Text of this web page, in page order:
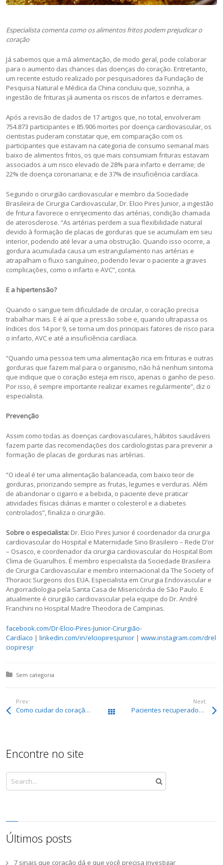
Especialista comenta como os alimentos fritos podem prejudicar o
coração
Já sabemos que a má alimentação, de modo geral, pode colaborar
para o aumento das chances das doenças do coração. Entretanto,
um recente estudo realizado por pesquisadores da Fundação de
Pesquisa Natural e Médica da China concluiu que, sozinha, a
ingestão de frituras já aumenta os riscos de infartos e derrames.
Após a revisão de dados de 17 artigos que, no total, envolveram
754.873 participantes e 85.906 mortes por doença cardiovascular, os
cientistas puderam constatar que, em comparação com os
participantes que estavam na categoria de consumo semanal mais
baixo de alimentos fritos, os que mais consumiam frituras estavam
associados a um risco elevado de 28% para infarto e derrame; de
22% de doença coronariana; e de 37% de insuficiência cardíaca.
Segundo o cirurgião cardiovascular e membro da Sociedade
Brasileira de Cirurgia Cardiovascular, Dr. Elcio Pires Junior, a ingestão
de fritura favorece o enrijecimento das artérias, condição chamada
de aterosclerose. “As artérias perdem a sua flexibilidade natural
devido à formação de placas de gorduras que se acumulam em seu
interior, podendo até levar a uma obstrução. Quando isso ocorre, a
gordura acumulada causa um estrangulamento nas artérias e
atrapalham o fluxo sanguíneo, podendo levar o paciente a graves
complicações, como o infarto e AVC”, conta.
E a hipertensão?
Quando o sangue tem dificuldade de circular, o coração precisa
trabalhar mais. E é aí que a pressão sobe e, quando ultrapassa os
índices dos 14 por 9, se torna um dos principais fatores de risco para
o infarto, AVC e até a insuficiência cardíaca.
“Quando uma pessoa tem uma alimentação rica em frituras e outras
gorduras que fazem mal para o organismo, não há nenhum sintoma
que indique que o coração esteja em risco, apenas o ganho de peso.
Por isso, é sempre importante realizar exames regularmente”, diz o
especialista.
Prevenção
Assim como todas as doenças cardiovasculares, hábitos saudáveis
fazem parte das recomendações dos cardiologistas para prevenir a
formação de placas de gorduras nas artérias.
“O ideal é ter uma alimentação balanceada, com baixo teor de
gorduras, priorizando sempre as frutas, legumes e verduras. Além
de abandonar o cigarro e a bebida, o paciente deve praticar
atividades físicas diárias e manter o colesterol e a diabetes
controlados”, finaliza o cirurgião.
Sobre o especialista: Dr. Elcio Pires Junior é coordenador da cirurgia
cardiovascular do Hospital e Maternidade Sino Brasileiro – Rede D’or
– Osasco, e coordenador da cirurgia cardiovascular do Hospital Bom
Clima de Guarulhos. É membro especialista da Sociedade Brasileira
de Cirurgia Cardiovascular e membro internacional da The Society of
Thoracic Surgeons dos EUA. Especialista em Cirurgia Endovascular e
Angiorradiologia pela Santa Casa de Misericórdia de São Paulo. E
atualmente é cirurgião cardiovascular pela equipe do Dr. André
Franchini no Hospital Madre Theodora de Campinas.
facebook.com/Dr-Elcio-Pires-Junior-Cirurgião-
Cardíaco |linkedin.com/in/elciopiresjunior |www.instagram.com/drel
ciopiresjr
Posted in:
Sem categoria
Prev:
Como cuidar do coração na volta aos exercícios após infecção por coronavírus Todos os posts
Next:
Pacientes recuperados da covid-19 devem dar atenção à saúde do coração
Encontre no site
Últimos posts
7 sinais que coração dá e que você precisa investigar